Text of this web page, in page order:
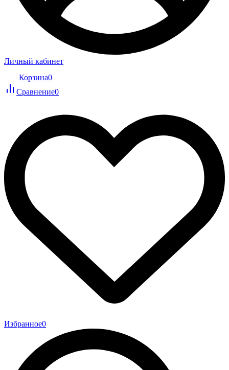
Личный кабинет
Корзина0
Сравнение0
Избранное0